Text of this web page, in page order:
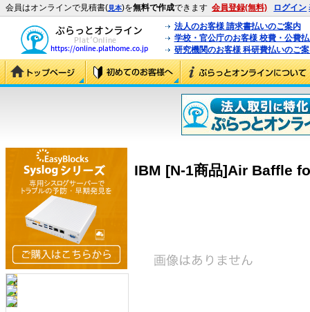
会員はオンラインで見積書(見本)を無料で作成できます 会員登録(無料) ログイン
法人のお客様 請求書払いのご案内
学校・官公庁のお客様 校費・公費
研究機関のお客様 科研費払いのご
IBM [N-1商品]Air Baffle